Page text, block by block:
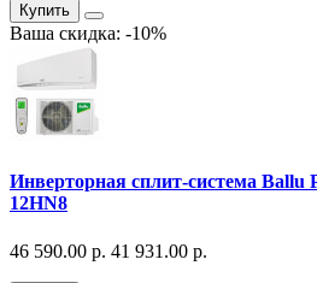
Купить
Ваша скидка: -10%
Инверторная сплит-система Ballu
12HN8
46 590.00 р. 41 931.00 р.